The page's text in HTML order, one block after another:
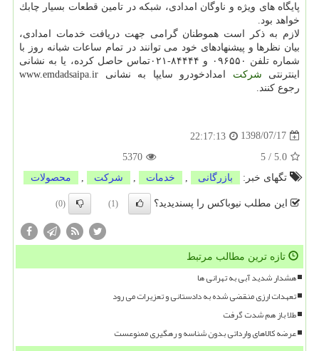
پایگاه های ویژه و ناوگان امدادی، شبكه در تامین قطعات بسیار چابك
خواهد بود.
لازم به ذكر است هموطنان گرامی جهت دریافت خدمات امدادی،
بیان نظرها و پیشنهادهای خود می توانند در تمام ساعات شبانه روز با
شماره تلفن ۰۹۶۵۵۰ و ۸۴۴۴۴-۰۲۱تماس حاصل كرده، یا به نشانی
اینترنتی شركت
امدادخودرو سایپا به نشانی www.emdadsaipa.ir
رجوع كنند.
1398/07/17
22:17:13
5.0
/
5
5370
تگهای خبر:
بازرگانی خدمات شركت محصولات
این مطلب نیوباکس را پسندیدید؟ (1)
(0)
تازه ترین مطالب مرتبط
هشدار شدید آبی به تهرانی ها
تعهدات ارزی منقضی شده به دادستانی و تعزیرات می رود
طلا باز هم شدت گرفت
عرضه کالاهای وارداتی بدون شناسه و رهگیری ممنوعست